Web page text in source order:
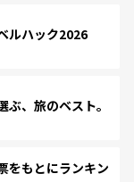
ルハック2026
、旅のベスト。
をもとにランキン